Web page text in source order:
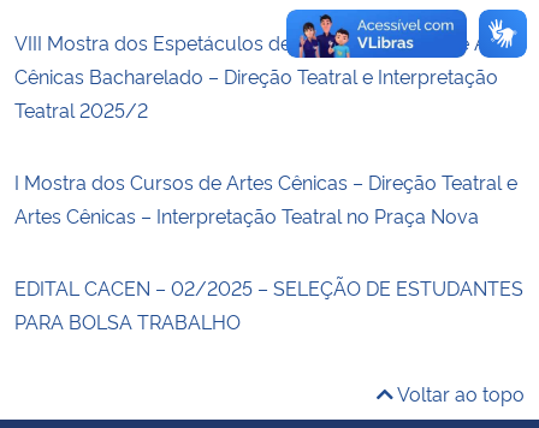
Advocacia-Geral da União
Planalto
VIII Mostra dos Espetáculos de TCC dos Cursos de Artes
Cênicas Bacharelado – Direção Teatral e Interpretação
Teatral 2025/2
I Mostra dos Cursos de Artes Cênicas – Direção Teatral e
Artes Cênicas – Interpretação Teatral no Praça Nova
EDITAL CACEN – 02/2025 – SELEÇÃO DE ESTUDANTES
PARA BOLSA TRABALHO
Voltar ao topo